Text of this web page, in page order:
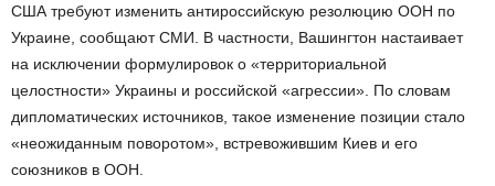
США требуют изменить антироссийскую резолюцию ООН по
Украине, сообщают СМИ. В частности, Вашингтон настаивает
на исключении формулировок о «территориальной
целостности» Украины и российской «агрессии». По словам
дипломатических источников, такое изменение позиции стало
«неожиданным поворотом», встревожившим Киев и его
союзников в ООН.